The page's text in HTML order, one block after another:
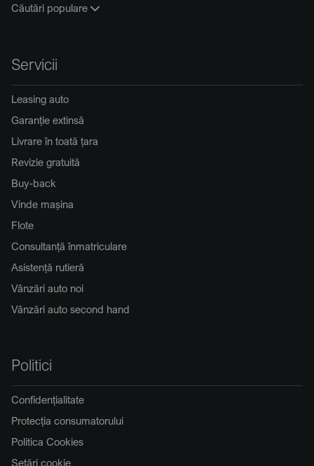
Căutări populare
Servicii
Leasing auto
Garanție extinsă
Livrare în toată țara
Revizie gratuită
Buy-back
Vinde mașina
Flote
Consultanță înmatriculare
Asistență rutieră
Vânzări auto noi
Vânzări auto second hand
Politici
Confidențialitate
Protecția consumatorului
Politica Cookies
Setări cookie